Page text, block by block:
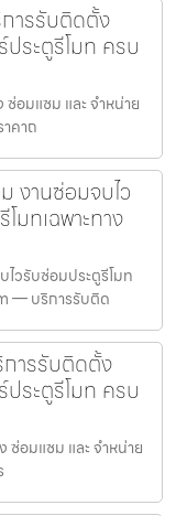
ารรับติดตั้ง
ระตูรีโมท ครบ
อมแซม และ จำหน่าย
คาถ
งานซ่อมจบไว
มทเฉพาะทาง
ไวรับซ่อมประตูรีโมท
— บริการรับติด
ารรับติดตั้ง
ระตูรีโมท ครบ
อมแซม และ จำหน่าย